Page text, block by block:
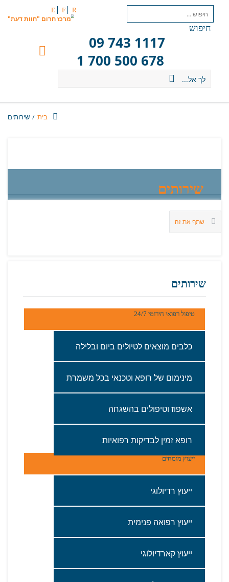
E F R
חיפוש
09 743 1117
1 700 500 678
לך אל...
בית / שירותים
שירותים
שתף את זה
שירותים
טיפול רפואי חירומי 24/7
כלבים‭ ‬מוצאים‭ ‬לטיולים‭ ‬ביום‭ ‬ובלילה
מינימום‭ ‬של‭ ‬רופא‭ ‬וטכנאי‭ ‬בכל‭ ‬משמרת
אשפוז‭ ‬וטיפולים‭ ‬בהשגחה‭ ‬
רופא‭ ‬זמין‭ ‬לבדיקות‭ ‬רפואיות
ייעוץ מומחים
ייעוץ רדיולוגי
‬ייעוץ‭ ‬רפואה‭ ‬פנימית
ייעוץ‭ ‬קארדיולוגי